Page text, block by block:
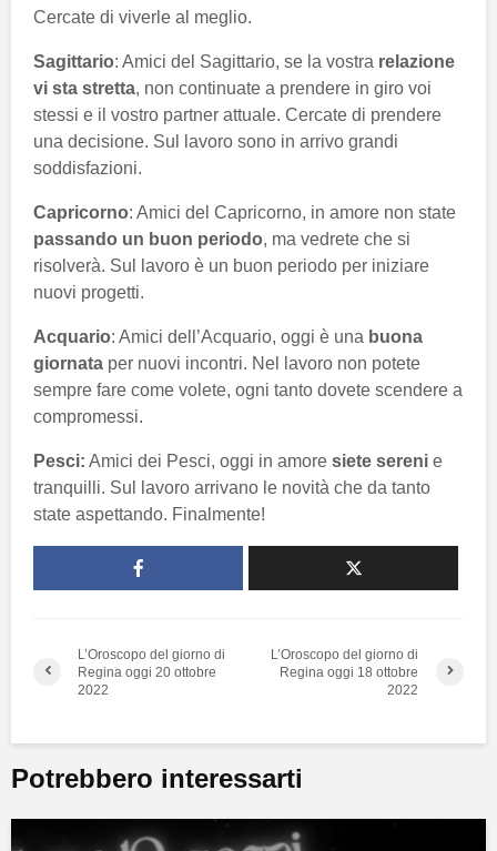
Cercate di viverle al meglio.
Sagittario: Amici del Sagittario, se la vostra relazione
vi sta stretta, non continuate a prendere in giro voi
stessi e il vostro partner attuale. Cercate di prendere
una decisione. Sul lavoro sono in arrivo grandi
soddisfazioni.
Capricorno: Amici del Capricorno, in amore non state
passando un buon periodo, ma vedrete che si
risolverà. Sul lavoro è un buon periodo per iniziare
nuovi progetti.
Acquario: Amici dell’Acquario, oggi è una buona
giornata per nuovi incontri. Nel lavoro non potete
sempre fare come volete, ogni tanto dovete scendere a
compromessi.
Pesci: Amici dei Pesci, oggi in amore siete sereni e
tranquilli. Sul lavoro arrivano le novità che da tanto
state aspettando. Finalmente!
L’Oroscopo del giorno di
Regina oggi 20 ottobre
2022
L’Oroscopo del giorno di
Regina oggi 18 ottobre
2022
Potrebbero interessarti